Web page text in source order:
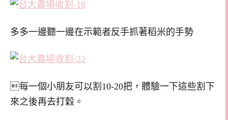
多多一邊聽一邊在示範者反手抓著稻米的手勢
每一個小朋友可以割10-20把，體驗一下這些割下
來之後再去打穀。